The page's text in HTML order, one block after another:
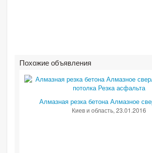
Похожие объявления
Алмазная резка бетона Алмазное
Киев и область, 23.01.2016